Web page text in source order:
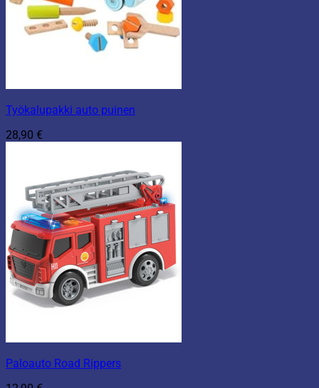
Työkalupakki auto puinen
28,90 €
Paloauto Road Rippers